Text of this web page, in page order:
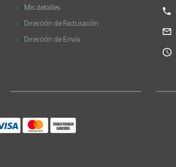
Mis detalles
Dirección de Facturación
Dirección de Envío